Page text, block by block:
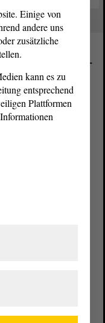
von Sachsen-
Einige von
andere uns
zusätzliche
kann es zu
entsprechend
Plattformen